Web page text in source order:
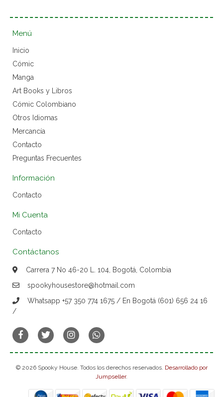
Menú
Inicio
Cómic
Manga
Art Books y Libros
Cómic Colombiano
Otros Idiomas
Mercancía
Contacto
Preguntas Frecuentes
Información
Contacto
Mi Cuenta
Contacto
Contáctanos
Carrera 7 No 46-20 L. 104, Bogotá, Colombia
spookyhousestore@hotmail.com
Whatsapp +57 350 774 1675 / En Bogotá (601) 656 24 16
/
© 2026 Spooky House. Todos los derechos reservados. Desarrollado por
Jumpseller.